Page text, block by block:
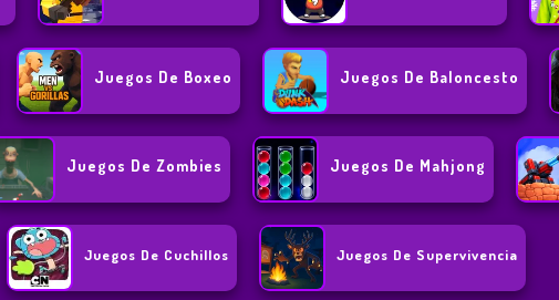
Juegos De Boxeo Juegos De Baloncesto
Juegos De Zombies Juegos De Mahjong
Juegos De Cuchillos Juegos De Supervivencia